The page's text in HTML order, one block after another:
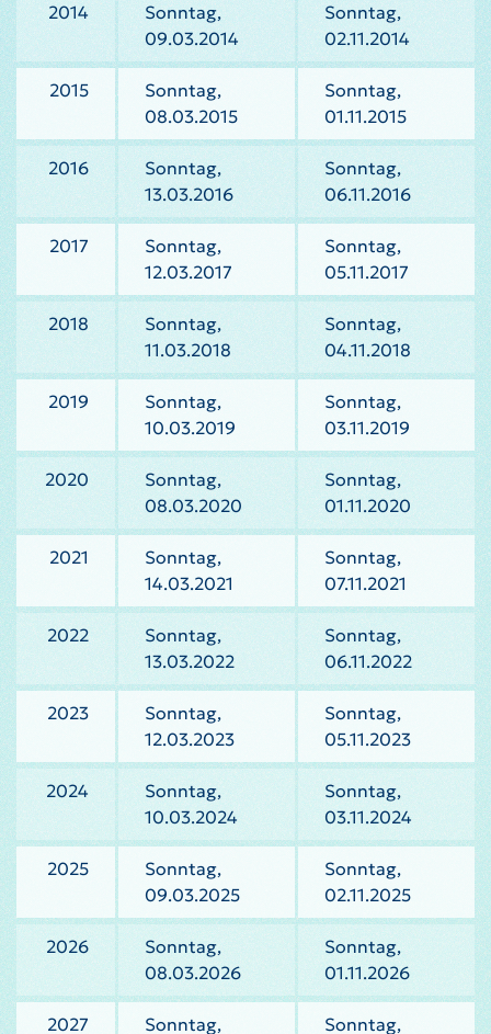
2014
Sonntag,
09.03.2014
Sonntag,
02.11.2014
2015
Sonntag,
08.03.2015
Sonntag,
01.11.2015
2016
Sonntag,
13.03.2016
Sonntag,
06.11.2016
2017
Sonntag,
12.03.2017
Sonntag,
05.11.2017
2018
Sonntag,
11.03.2018
Sonntag,
04.11.2018
2019
Sonntag,
10.03.2019
Sonntag,
03.11.2019
2020
Sonntag,
08.03.2020
Sonntag,
01.11.2020
2021
Sonntag,
14.03.2021
Sonntag,
07.11.2021
2022
Sonntag,
13.03.2022
Sonntag,
06.11.2022
2023
Sonntag,
12.03.2023
Sonntag,
05.11.2023
2024
Sonntag,
10.03.2024
Sonntag,
03.11.2024
2025
Sonntag,
09.03.2025
Sonntag,
02.11.2025
2026
Sonntag,
08.03.2026
Sonntag,
01.11.2026
2027 Sonntag, Sonntag,